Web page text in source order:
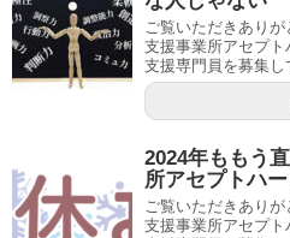
ご覧いただきあり
支援事業所アセプ
支援専門員を募集し
2024年ももう
所アセプトハ
ご覧いただきあり
支援事業所アセプ